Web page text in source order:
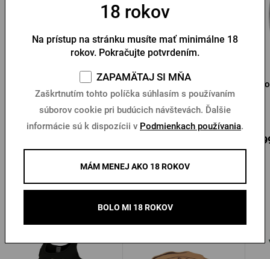
Pilsner Urquell 0,3l -
Originál
Na sklade > 10 ks
Pilsner Urquell 0,5l -
Originál
Na sklade > 10 ks
Ďalšie produkty od Pilsner Urquell
18 rokov
Na prístup na stránku musíte mať minimálne 18
rokov. Pokračujte potvrdením.
ZAPAMÄTAJ SI MŇA
Zaškrtnutím tohto políčka súhlasím s používaním
súborov cookie pri budúcich návštevách. Ďalšie
informácie sú k dispozícii v Podmienkach používania.
MÁM MENEJ AKO 18 ROKOV
BOLO MI 18 ROKOV